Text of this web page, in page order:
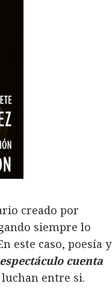
creado por
siempre lo
este caso, poesía y
cuenta
entre si.